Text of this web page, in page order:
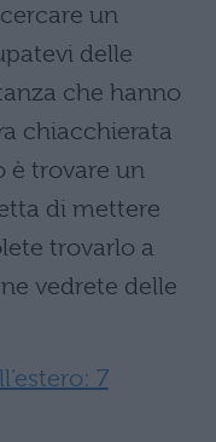
un
delle
che hanno
chiacchierata
è trovare un
di mettere
trovarlo a
vedrete delle
7